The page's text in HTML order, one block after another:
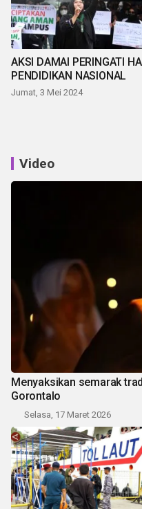
AKSI DAMAI PERINGATI
PENDIDIKAN NASIONAL
Jumat, 3 Mei 2024
Video
Menyaksikan semarak
Gorontalo
Selasa, 17 Maret 2026